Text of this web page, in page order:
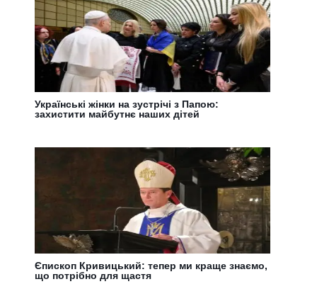
Українські жінки на зустрічі з Папою:
захистити майбутнє наших дітей
Єпископ Кривицький: тепер ми краще знаємо,
що потрібно для щастя